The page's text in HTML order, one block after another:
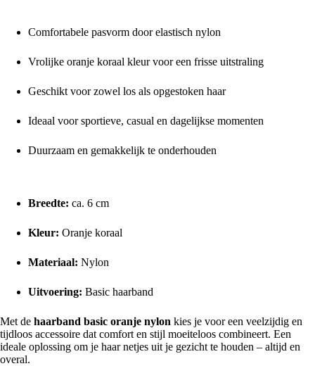
Comfortabele pasvorm door elastisch nylon
Vrolijke oranje koraal kleur voor een frisse uitstraling
Geschikt voor zowel los als opgestoken haar
Ideaal voor sportieve, casual en dagelijkse momenten
Duurzaam en gemakkelijk te onderhouden
Breedte: ca. 6 cm
Kleur: Oranje koraal
Materiaal: Nylon
Uitvoering: Basic haarband
Met de haarband basic oranje nylon kies je voor een veelzijdig en
tijdloos accessoire dat comfort en stijl moeiteloos combineert. Een
ideale oplossing om je haar netjes uit je gezicht te houden – altijd en
overal.